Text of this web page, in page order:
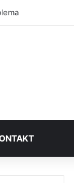
za kartonski otpad